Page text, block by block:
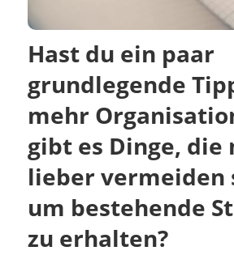
Hast du ein paar
grundlegende
mehr
gibt es Dinge, die
lieber vermeiden
um bestehende
zu erhalten?